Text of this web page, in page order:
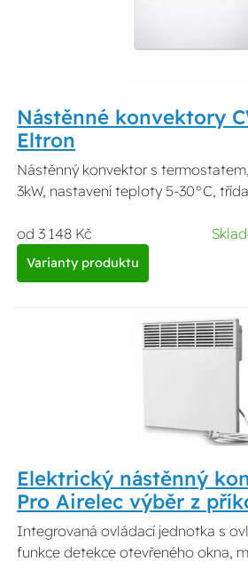
Nástěnné konvektory
Eltron
Nástěnný konvektor s
3kW, nastavení teploty 5-30°C,
od 3 148 Kč
Varianty produktu
Elektrický nástěnný
Pro Airelec výběr z
Integrovaná ovládací jednotka s
funkce detekce otevřeného okna,